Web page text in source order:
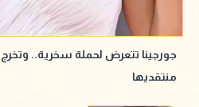
جورجينا تتعرض لحملة سخرية..
منتقديها